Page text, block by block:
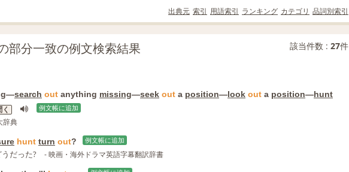
出典元 索引 用語索引 ランキング カテゴリ 品詞別索引
部分一致の例文検索結果 該当件数 : 27件
search out anything missing―seek out a position―look out a position―hunt
例文帳に追加
辞典
hunt turn out? 例文帳に追加
うだった? - 映画・海外ドラマ英語字幕翻訳辞書